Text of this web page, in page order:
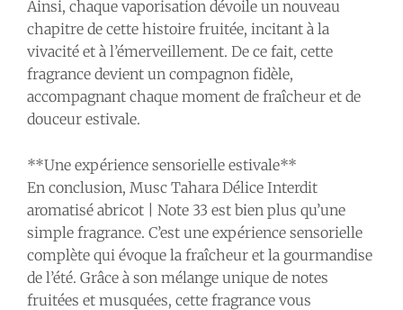
Ainsi, chaque vaporisation dévoile un nouveau
chapitre de cette histoire fruitée, incitant à la
vivacité et à l’émerveillement. De ce fait, cette
fragrance devient un compagnon fidèle,
accompagnant chaque moment de fraîcheur et de
douceur estivale.
**Une expérience sensorielle estivale**
En conclusion, Musc Tahara Délice Interdit
aromatisé abricot | Note 33 est bien plus qu’une
simple fragrance. C’est une expérience sensorielle
complète qui évoque la fraîcheur et la gourmandise
de l’été. Grâce à son mélange unique de notes
fruitées et musquées, cette fragrance vous